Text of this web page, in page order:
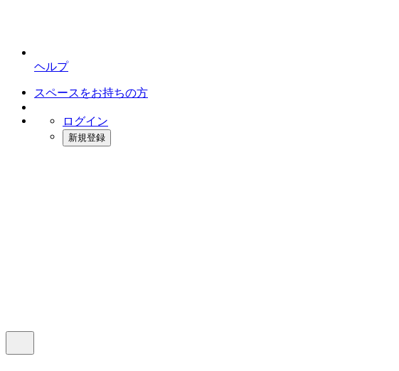
ヘルプ
スペースをお持ちの方
ログイン
新規登録